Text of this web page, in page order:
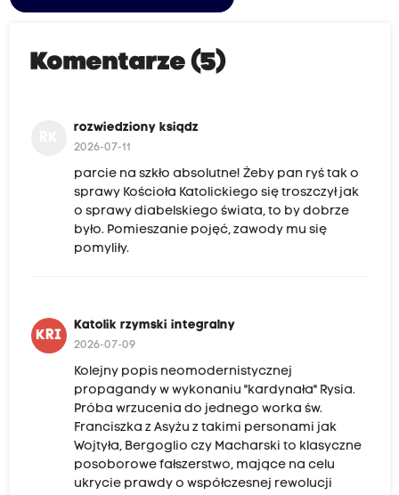
Komentarze (5)
rozwiedziony ksiądz
2026-07-11
parcie na szkło absolutne! Żeby pan ryś tak o
sprawy Kościoła Katolickiego się troszczył jak
o sprawy diabelskiego świata, to by dobrze
było. Pomieszanie pojęć, zawody mu się
pomyliły.
KRI
Katolik rzymski integralny
2026-07-09
Kolejny popis neomodernistycznej
propagandy w wykonaniu "kardynała" Rysia.
Próba wrzucenia do jednego worka św.
Franciszka z Asyżu z takimi personami jak
Wojtyła, Bergoglio czy Macharski to klasyczne
posoborowe fałszerstwo, mające na celu
ukrycie prawdy o współczesnej rewolucji